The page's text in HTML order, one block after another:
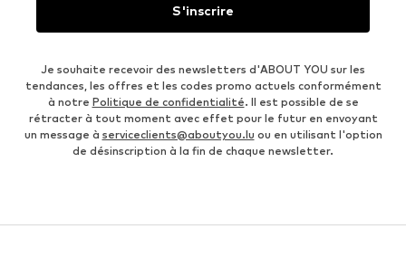
S'inscrire
Je souhaite recevoir des newsletters d'ABOUT YOU sur les
tendances, les offres et les codes promo actuels conformément
à notre Politique de confidentialité. Il est possible de se
rétracter à tout moment avec effet pour le futur en envoyant
un message à serviceclients@aboutyou.lu ou en utilisant l'option
de désinscription à la fin de chaque newsletter.